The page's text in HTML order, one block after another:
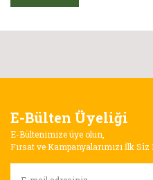
E-Bülten Üyeliği
E-Bültenimize üye olun,
Fırsat ve Kampanyalarımızı İlk Siz